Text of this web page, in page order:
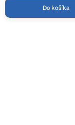
Do košíka